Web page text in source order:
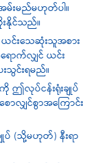
းမည်မဟုတ်ပါ။
းနိုင်သည်။
ယင်းသေဆုံးသူအစား
ောက်လျှင် ယင်း
င်းရမည်။
ဤလုပ်ငန်းရုံးချုပ်
ာလျှင်စွာအကြောင်း
ပ် (သို့မဟုတ်) နီးရာ